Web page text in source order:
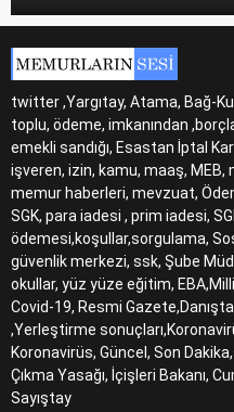
twitter ,Yargıtay, Atama, Bağ-
toplu, ödeme, imkanından
emekli sandığı, Esastan İptal
işveren, izin, kamu, maaş,
memur haberleri, mevzuat,
SGK, para iadesi , prim iadesi,
ödemesi,koşullar,sorgulama,
güvenlik merkezi, ssk, Şube
okullar, yüz yüze eğitim, EBA,Milli
Covid-19, Resmi
,Yerleştirme
Koronavirüs, Güncel, Son
Çıkma Yasağı, İçişleri Bakanı,
Sayıştay